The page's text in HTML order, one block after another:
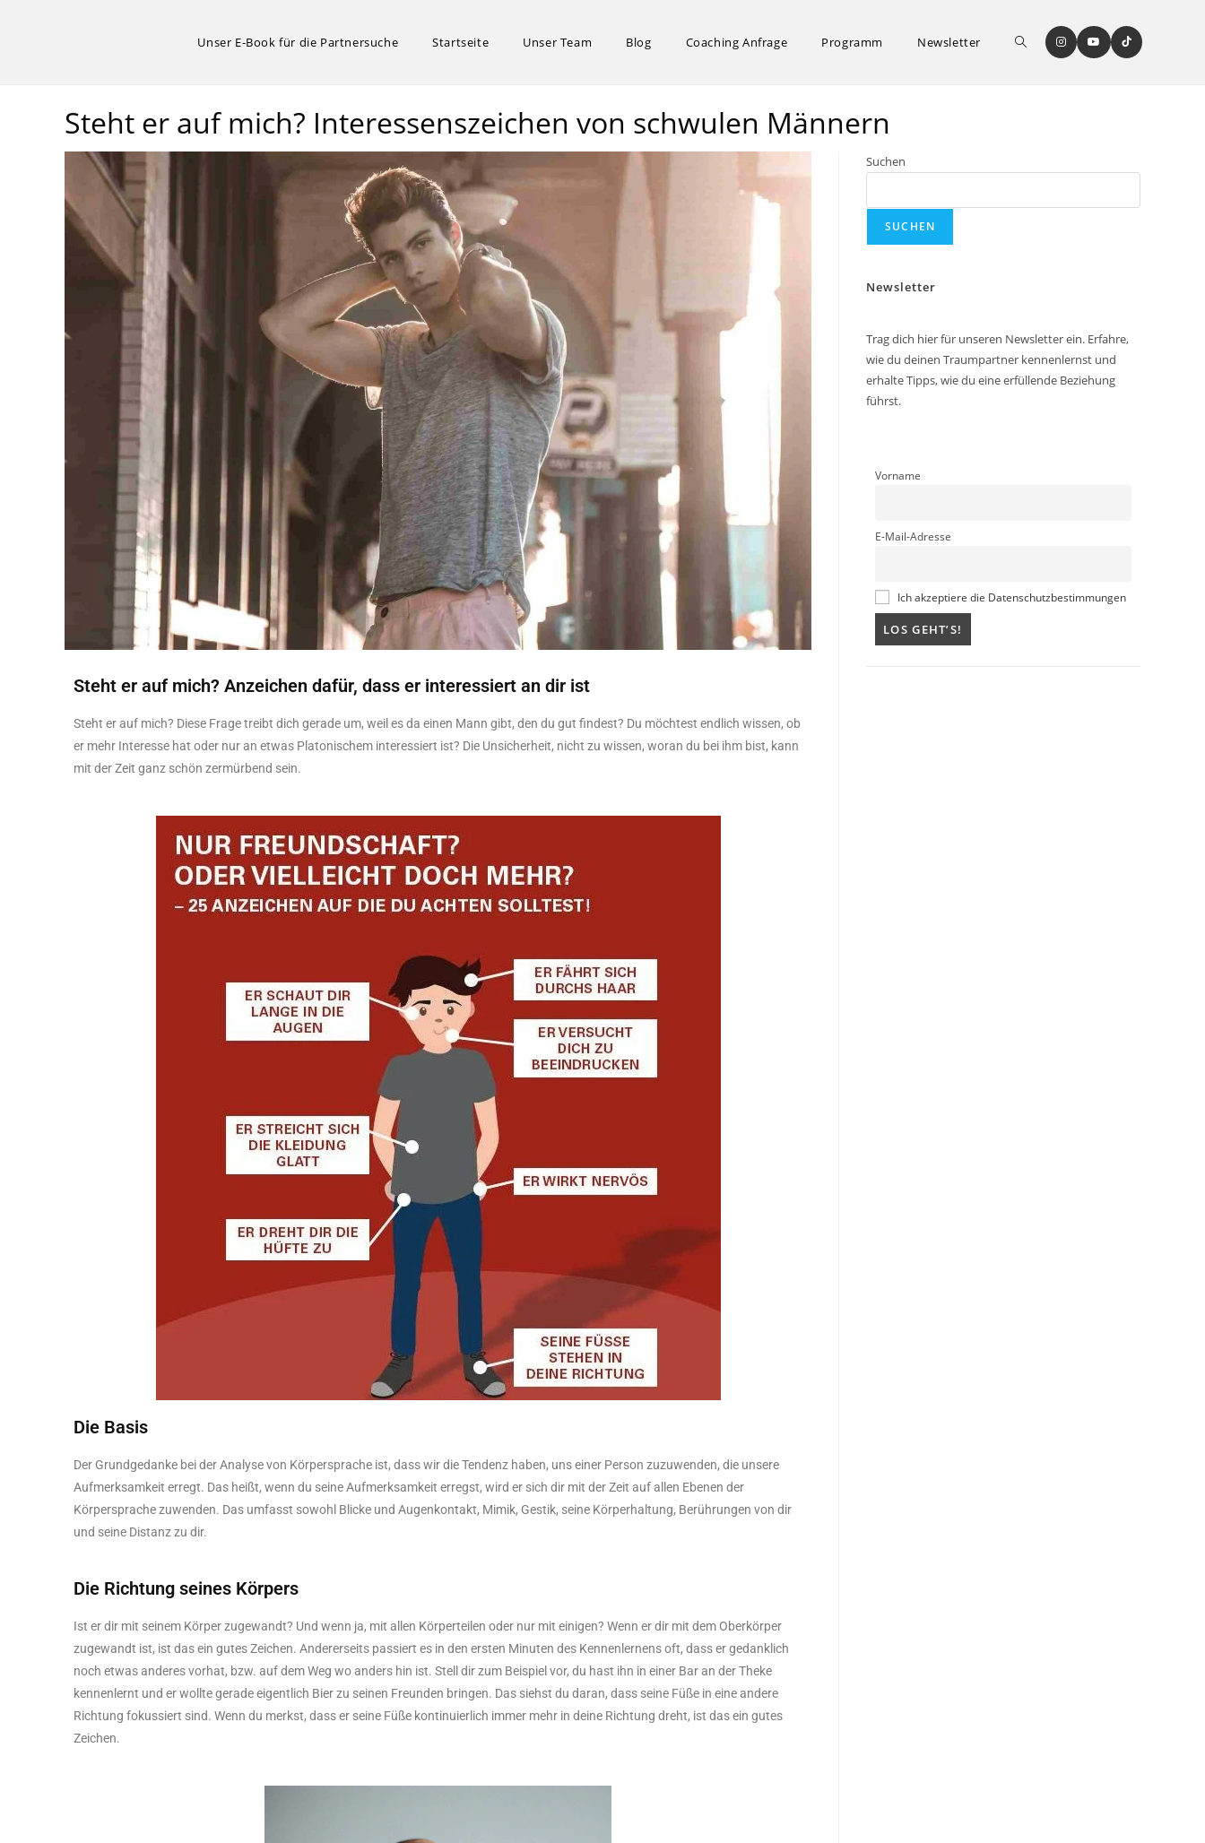
Unser E-Book für die Partnersuche Startseite Unser Team Blog Coaching Anfrage Programm Newsletter
Steht er auf mich? Interessenszeichen von schwulen Männern
Steht er auf mich? Anzeichen dafür, dass er interessiert an dir ist
Steht er auf mich? Diese Frage treibt dich gerade um, weil es da einen Mann gibt, den du gut findest? Du möchtest endlich wissen, ob
er mehr Interesse hat oder nur an etwas Platonischem interessiert ist? Die Unsicherheit, nicht zu wissen, woran du bei ihm bist, kann
mit der Zeit ganz schön zermürbend sein.
Die Basis
Der Grundgedanke bei der Analyse von Körpersprache ist, dass wir die Tendenz haben, uns einer Person zuzuwenden, die unsere
Aufmerksamkeit erregt. Das heißt, wenn du seine Aufmerksamkeit erregst, wird er sich dir mit der Zeit auf allen Ebenen der
Körpersprache zuwenden. Das umfasst sowohl Blicke und Augenkontakt, Mimik, Gestik, seine Körperhaltung, Berührungen von dir
und seine Distanz zu dir.
Die Richtung seines Körpers
Ist er dir mit seinem Körper zugewandt? Und wenn ja, mit allen Körperteilen oder nur mit einigen? Wenn er dir mit dem Oberkörper
zugewandt ist, ist das ein gutes Zeichen. Andererseits passiert es in den ersten Minuten des Kennenlernens oft, dass er gedanklich
noch etwas anderes vorhat, bzw. auf dem Weg wo anders hin ist. Stell dir zum Beispiel vor, du hast ihn in einer Bar an der Theke
kennenlernt und er wollte gerade eigentlich Bier zu seinen Freunden bringen. Das siehst du daran, dass seine Füße in eine andere
Richtung fokussiert sind. Wenn du merkst, dass er seine Füße kontinuierlich immer mehr in deine Richtung dreht, ist das ein gutes
Zeichen.
Suchen
SUCHEN
Newsletter
Trag dich hier für unseren Newsletter ein. Erfahre,
wie du deinen Traumpartner kennenlernst und
erhalte Tipps, wie du eine erfüllende Beziehung
führst.
Vorname
E-Mail-Adresse
Ich akzeptiere die Datenschutzbestimmungen